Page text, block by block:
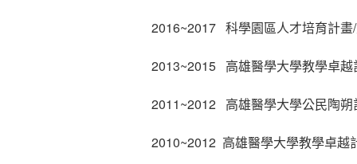
2016~2017 科學園區人才培育計畫
2013~2015 高雄醫學大學教學卓越
2011~2012 高雄醫學大學公民陶朔
2010~2012 高雄醫學大學教學卓越